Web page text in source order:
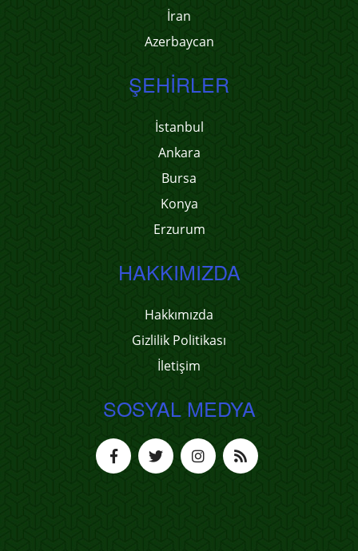
İran
Azerbaycan
ŞEHIRLER
İstanbul
Ankara
Bursa
Konya
Erzurum
HAKKIMIZDA
Hakkımızda
Gizlilik Politikası
İletişim
SOSYAL MEDYA